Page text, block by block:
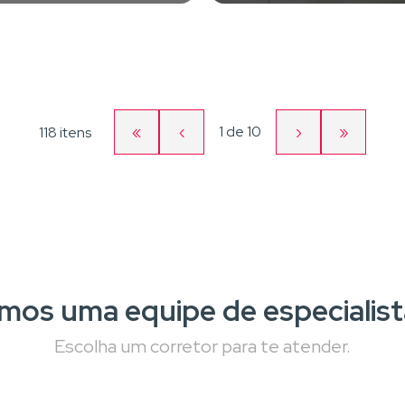
118 itens
Primeira
«
Página
‹ Página
1 de10
Próxima
›
Última
»
uma equipe de
Escolha um corretor para te atender.